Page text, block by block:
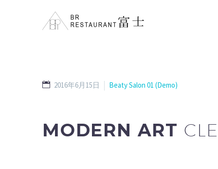
2016年6月15日 Beaty Salon 01 (Demo)
MODERN ART